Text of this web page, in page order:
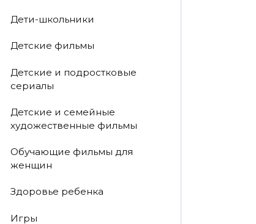
Дети-школьники
Детские фильмы
Детские и подростковые
сериалы
Детские и семейные
художественные фильмы
Обучающие фильмы для
женщин
Здоровье ребенка
Игры